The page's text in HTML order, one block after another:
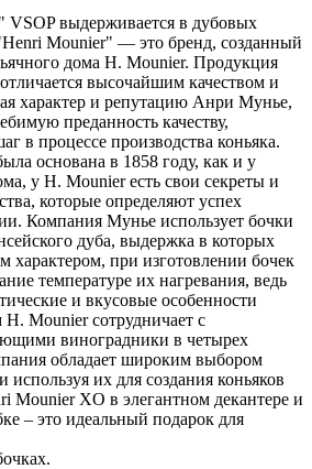
выдерживается в дубовых
Mounier" — это бренд, созданный
дома Н. Mounier. Продукция
высочайшим качеством и
характер и репутацию Анри Мунье,
преданность качеству,
в процессе производства коньяка.
основана в 1858 году, как и у
у Н. Mounier есть свои секреты и
которые определяют успех
Компания Мунье использует бочки
дуба, выдержка в которых
характером, при изготовлении бочек
температуре их нагревания, ведь
и вкусовые особенности
Mounier сотрудничает с
виноградники в четырех
обладает широким выбором
используя их для создания коньяков
Mounier XO в элегантном декантере и
– это идеальный подарок для